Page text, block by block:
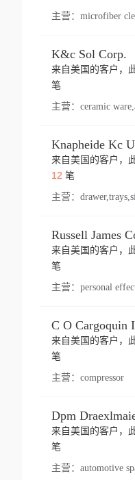
主营： microfiber
K&c Sol Corp.
来自美国的客户，
笔
主营： ceramic
来自美国的客户，
12 笔
主营：
来自美国的客户，
笔
主营：
C O Cargoquin
来自美国的客户，
笔
主营： compressor
来自美国的客户，
笔
主营： automotive